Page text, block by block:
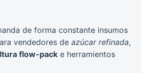
de forma constante insumos
vendedores de azúcar refinada,
flow-pack e herramientos